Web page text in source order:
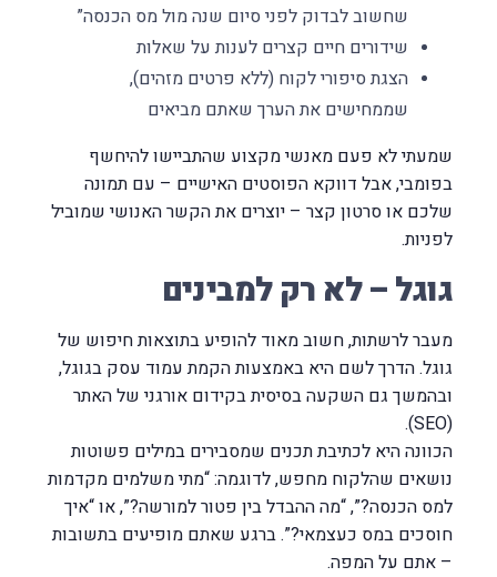
שחשוב לבדוק לפני סיום שנה מול מס הכנסה”
שידורים חיים קצרים לענות על שאלות
הצגת סיפורי לקוח (ללא פרטים מזהים),
שממחישים את הערך שאתם מביאים
שמעתי לא פעם מאנשי מקצוע שהתביישו להיחשף
בפומבי, אבל דווקא הפוסטים האישיים – עם תמונה
שלכם או סרטון קצר – יוצרים את הקשר האנושי שמוביל
לפניות.
גוגל – לא רק למבינים
מעבר לרשתות, חשוב מאוד להופיע בתוצאות חיפוש של
גוגל. הדרך לשם היא באמצעות הקמת עמוד עסק בגוגל,
ובהמשך גם השקעה בסיסית בקידום אורגני של האתר
(SEO).
הכוונה היא לכתיבת תכנים שמסבירים במילים פשוטות
נושאים שהלקוח מחפש, לדוגמה: “מתי משלמים מקדמות
למס הכנסה?”, “מה ההבדל בין פטור למורשה?”, או “איך
חוסכים במס כעצמאי?”. ברגע שאתם מופיעים בתשובות
– אתם על המפה.